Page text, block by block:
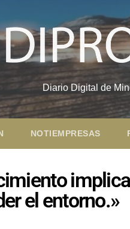
Diario Digital de
NOTIEMPRESAS
el entorno.»